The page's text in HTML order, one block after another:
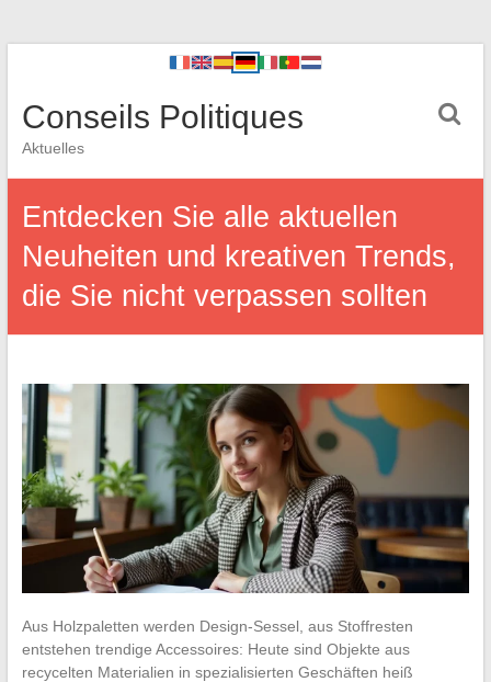
Conseils Politiques
Aktuelles
Entdecken Sie alle aktuellen
Neuheiten und kreativen Trends,
die Sie nicht verpassen sollten
Aus Holzpaletten werden Design-Sessel, aus Stoffresten
entstehen trendige Accessoires: Heute sind Objekte aus
recycelten Materialien in spezialisierten Geschäften heiß